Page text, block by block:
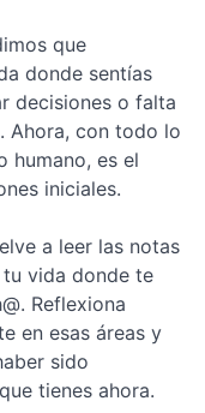
que
donde sentías
decisiones o falta
Ahora, con todo lo
humano, es el
iniciales.
a leer las notas
vida donde te
Reflexiona
en esas áreas y
sido
tienes ahora.